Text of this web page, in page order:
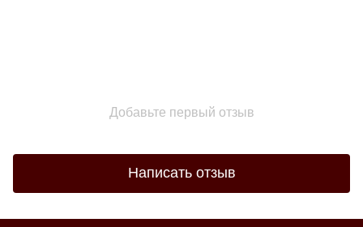
Добавьте первый отзыв
Написать отзыв